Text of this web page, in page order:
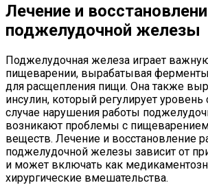
Лечение и
поджелудочной железы
Поджелудочная железа играет
пищеварении, вырабатывая
для расщепления пищи. Она также
инсулин, который регулирует уровень
случае нарушения работы
возникают проблемы с
веществ. Лечение и восстановление
поджелудочной железы зависит от
и может включать как
хирургические вмешательства.